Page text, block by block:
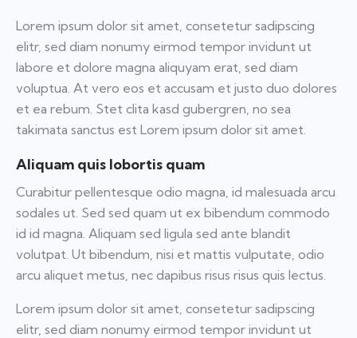
Lorem ipsum dolor sit amet, consetetur sadipscing
elitr, sed diam nonumy eirmod tempor invidunt ut
labore et dolore magna aliquyam erat, sed diam
voluptua. At vero eos et accusam et justo duo dolores
et ea rebum. Stet clita kasd gubergren, no sea
takimata sanctus est Lorem ipsum dolor sit amet.
Aliquam quis lobortis quam
Curabitur pellentesque odio magna, id malesuada arcu
sodales ut. Sed sed quam ut ex bibendum commodo
id id magna. Aliquam sed ligula sed ante blandit
volutpat. Ut bibendum, nisi et mattis vulputate, odio
arcu aliquet metus, nec dapibus risus risus quis lectus.
Lorem ipsum dolor sit amet, consetetur sadipscing
elitr, sed diam nonumy eirmod tempor invidunt ut